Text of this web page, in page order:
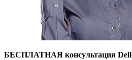
БЕСПЛАТНАЯ консультация Dell